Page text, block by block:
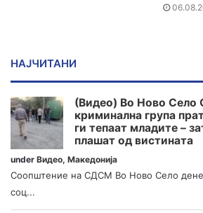
НАЈЧИТАНИ
(Видео) Во Ново Село
криминална група
ги тепаат младите –
плашат од вистината
under Видео, Македонија
Соопштение на СДСМ Во Ново Село
соц...